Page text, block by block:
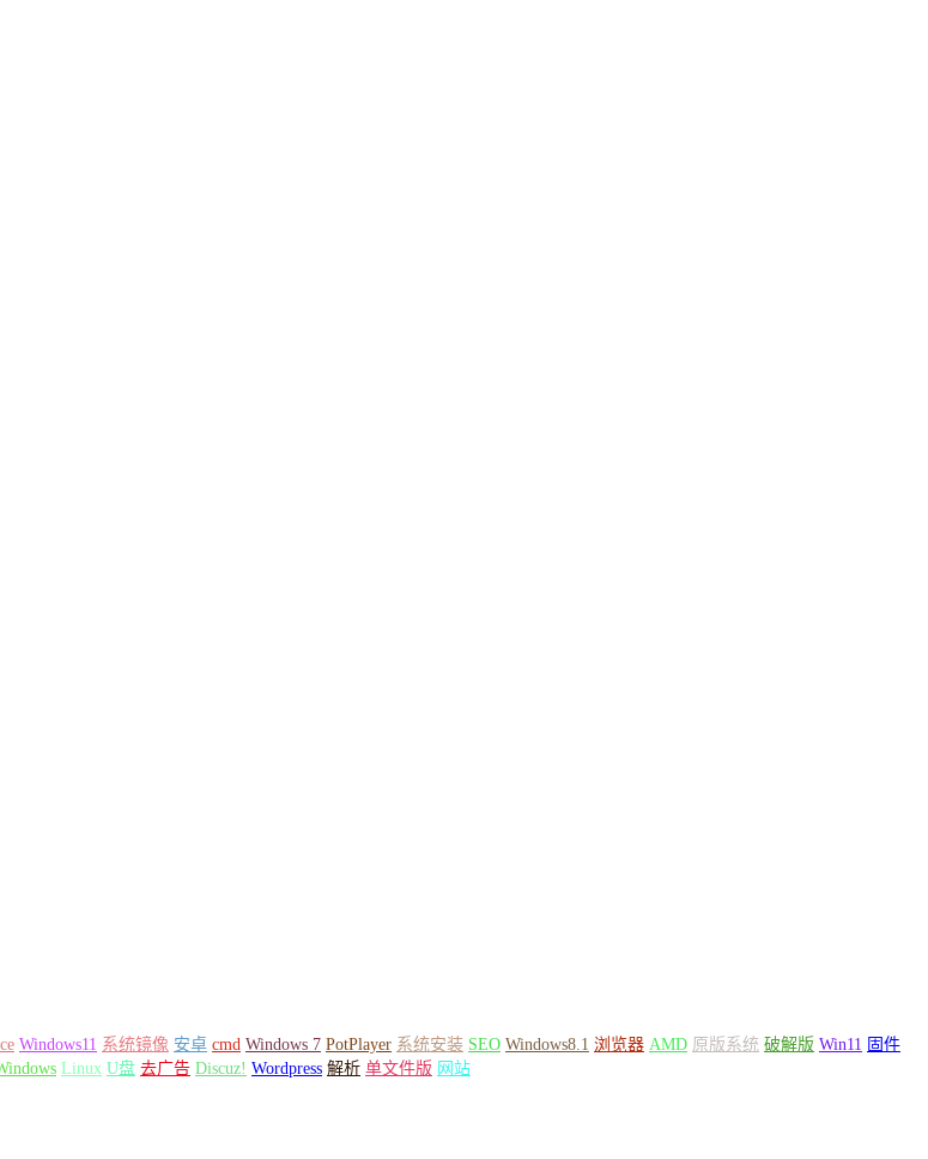
Windows11 系统镜像 安卓 cmd Windows 7 PotPlayer 系统安装 SEO Windows8.1 浏览器 AMD 原版系统 破解版 Win11 固件
Linux U盘 去广告 Discuz! Wordpress 解析 单文件版 网站